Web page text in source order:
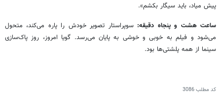
پیش میاد، باید سیگار بکشم».
ساعت هشت و پنجاه دقیقه: سوپراستار تصویر خودش را پاره می‌کند، متحول
می‌شود و فیلم به خوبی و خوشی به پایان می‌رسد. گویا امروز، روز پاک‌سازی
سینما از همه پلشتی‌ها بود.
کد مطلب3086